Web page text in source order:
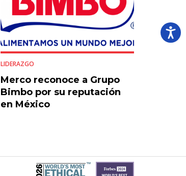
LIDERAZGO
Merco reconoce a Grupo
Bimbo por su reputación
en México